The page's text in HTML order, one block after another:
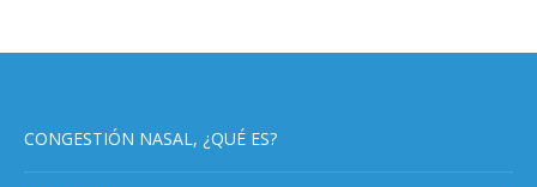
CONGESTIÓN NASAL, ¿QUÉ ES?